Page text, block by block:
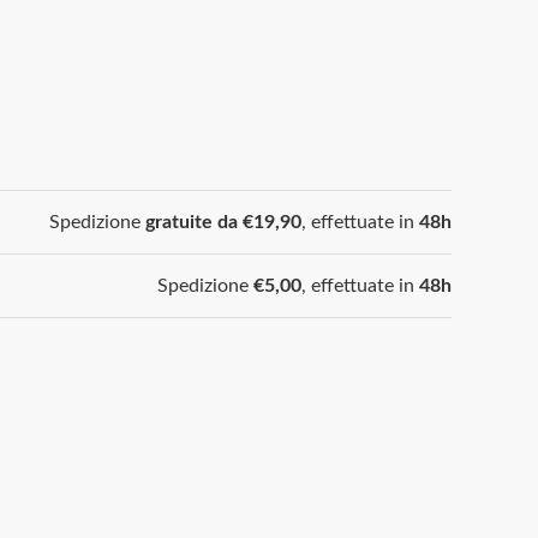
Spedizione gratuite da €19,90, effettuate in 48h
Spedizione €5,00, effettuate in 48h